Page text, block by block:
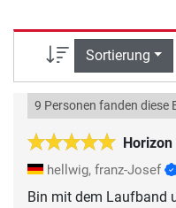
Sortierung
9 Personen fanden diese
hellwig, franz-Josef
Bin mit dem Laufband